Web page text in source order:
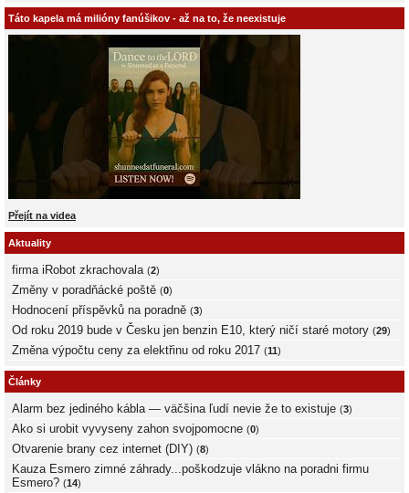
Táto kapela má milióny fanúšikov - až na to, že neexistuje
Přejít na videa
Aktuality
firma iRobot zkrachovala (2)
Změny v poradňácké poště (0)
Hodnocení příspěvků na poradně (3)
Od roku 2019 bude v Česku jen benzin E10, který ničí staré motory (29)
Změna výpočtu ceny za elektřinu od roku 2017 (11)
Články
Alarm bez jediného kábla — väčšina ľudí nevie že to existuje (3)
Ako si urobit vyvyseny zahon svojpomocne (0)
Otvarenie brany cez internet (DIY) (8)
Kauza Esmero zimné záhrady...poškodzuje vlákno na poradni firmu
Esmero? (14)